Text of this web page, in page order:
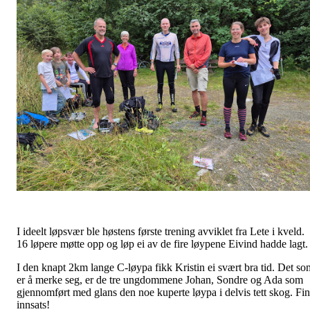
I ideelt løpsvær ble høstens første trening avviklet fra Lete i kveld.
16 løpere møtte opp og løp ei av de fire løypene Eivind hadde lagt.
I den knapt 2km lange C-løypa fikk Kristin ei svært bra tid. Det
er å merke seg, er de tre ungdommene Johan, Sondre og Ada som
gjennomført med glans den noe kuperte løypa i delvis tett skog. Fin
innsats!